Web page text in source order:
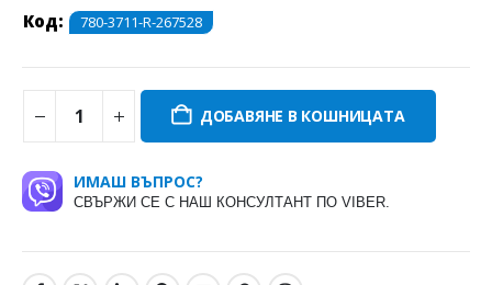
Код: 780-3711-R-267528
ДОБАВЯНЕ В КОШНИЦАТА
ИМАШ ВЪПРОС?
СВЪРЖИ СЕ С НАШ КОНСУЛТАНТ ПО VIBER.